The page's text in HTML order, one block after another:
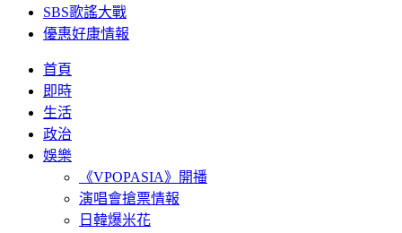
SBS歌謠大戰
優惠好康情報
首頁
即時
生活
政治
娛樂
《VPOPASIA》開播
演唱會搶票情報
日韓爆米花